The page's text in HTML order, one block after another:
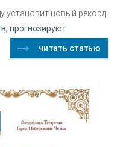
установит новый рекорд
прогнозируют
читать статью